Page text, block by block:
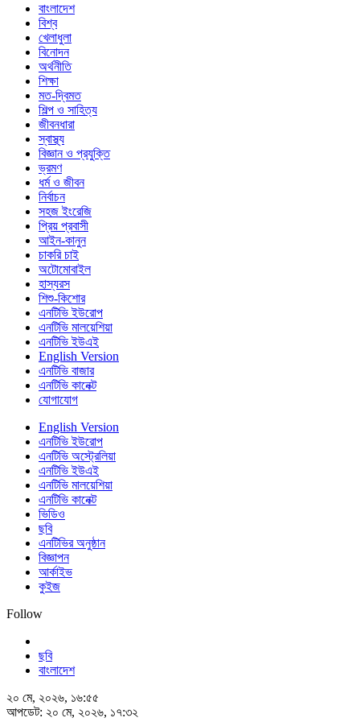
বাংলাদেশ
বিশ্ব
খেলাধুলা
বিনোদন
অর্থনীতি
শিক্ষা
মত-দ্বিমত
শিল্প ও সাহিত্য
জীবনধারা
স্বাস্থ্য
বিজ্ঞান ও প্রযুক্তি
ভ্রমণ
ধর্ম ও জীবন
নির্বাচন
সহজ ইংরেজি
প্রিয় প্রবাসী
আইন-কানুন
চাকরি চাই
অটোমোবাইল
হাস্যরস
শিশু-কিশোর
এনটিভি ইউরোপ
এনটিভি মালয়েশিয়া
এনটিভি ইউএই
English Version
এনটিভি বাজার
এনটিভি কানেক্ট
যোগাযোগ
English Version
এনটিভি ইউরোপ
এনটিভি অস্ট্রেলিয়া
এনটিভি ইউএই
এনটিভি মালয়েশিয়া
এনটিভি কানেক্ট
ভিডিও
ছবি
এনটিভির অনুষ্ঠান
বিজ্ঞাপন
আর্কাইভ
কুইজ
Follow
ছবি
বাংলাদেশ
২০ মে, ২০২৬, ১৬:৫৫
আপডেট: ২০ মে, ২০২৬, ১৭:৩২